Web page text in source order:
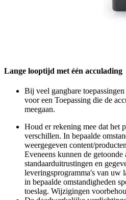
Lange looptijd met één acculading
Bij veel gangbare
voor een Toepassing die de
meegaan.
Houd er rekening mee dat het
verschillen. In bepaalde
weergegeven content/
Eveneens kunnen de getoonde
standaarduitrustingen en
leveringsprogramma's van uw
in bepaalde omstandigheden
toeslag. Wijzigingen